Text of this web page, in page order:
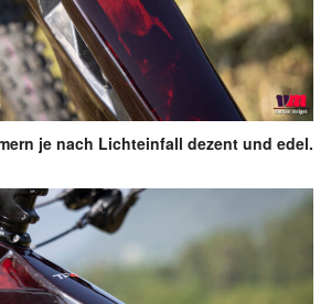
je nach Lichteinfall dezent und edel.